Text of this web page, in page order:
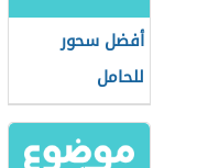
أفضل سحور
للحامل